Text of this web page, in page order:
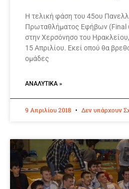
Η τελική φάση του 45ου
Πρωταθλήματος Εφήβων (Final
στην Χερσόνησο του
15 Απριλίου. Εκεί οπού θα
ομάδες
ΑΝΑΛΥΤΙΚΆ »
9 Απριλίου 2018 Δεν υπάρχουν